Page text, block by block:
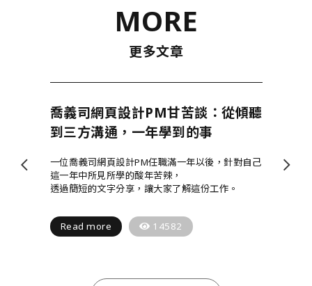
MORE
更多文章
喬義司網頁設計PM甘苦談：從傾聽
到三方溝通，一年學到的事
一位喬義司網頁設計PM任職滿一年以後，針對自己
這一年中所見所學的酸年苦辣，
透過簡短的文字分享，讓大家了解這份工作。
Read more 14582